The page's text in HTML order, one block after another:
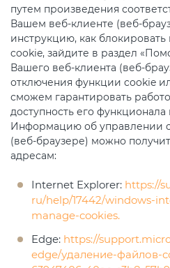
путем произведения
Вашем веб-клиенте (веб-
инструкцию, как
cookie, зайдите в раздел
Вашего веб-клиента (веб-
отключения функции cookie
сможем гарантировать
доступность его
Информацию об управлении
(веб-браузере) можно
адресам:
Internet Explorer: https://
ru/help/17442/windows-
manage-cookies.
Edge: https://
edge/удаление-файлов-